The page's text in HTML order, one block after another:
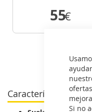
Si no
55
€
Ver todas
Características de